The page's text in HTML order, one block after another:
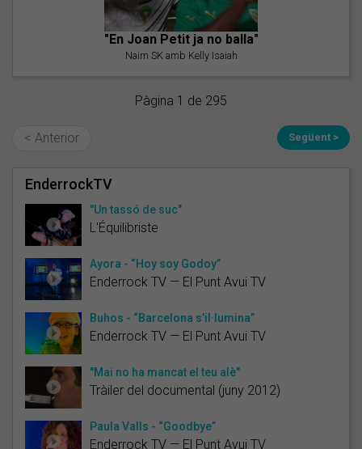
"En Joan Petit ja no balla"
Naim SK amb Kelly Isaiah
Pàgina 1 de 295
< Anterior Següent >
EnderrockTV
"Un tassó de suc"
L'Équilibriste
Ayora - “Hoy soy Godoy”
Enderrock TV — El Punt Avui TV
Buhos - “Barcelona s’il·lumina”
Enderrock TV — El Punt Avui TV
"Mai no ha mancat el teu alè"
Tràiler del documental (juny 2012)
Paula Valls - “Goodbye”
Enderrock TV — El Punt Avui TV